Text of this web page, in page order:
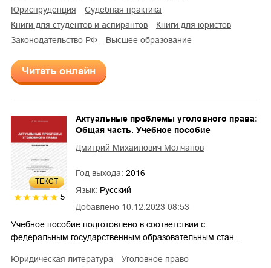
юриспруденция
судебная практика
книги для студентов и аспирантов
книги для юристов
законодательство РФ
высшее образование
Читать онлайн
ТЕКСТ
5
Добавлено 10.12.2023 08:53
Актуальные проблемы уголовного права:
Общая часть. Учебное пособие
Дмитрий Михаилович Молчанов
Год выхода: 2016
Язык: Русский
Учебное пособие подготовлено в соответствии с
федеральным государственным образовательным стан…
юридическая литература уголовное право